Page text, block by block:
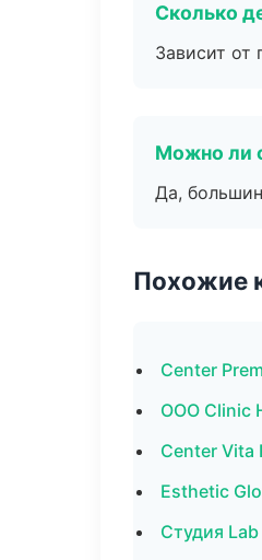
Сколько
Зависит
Можно ли
Да,
Похожие
Center
ООО Clinic
Center Vita
Esthetic
Студия